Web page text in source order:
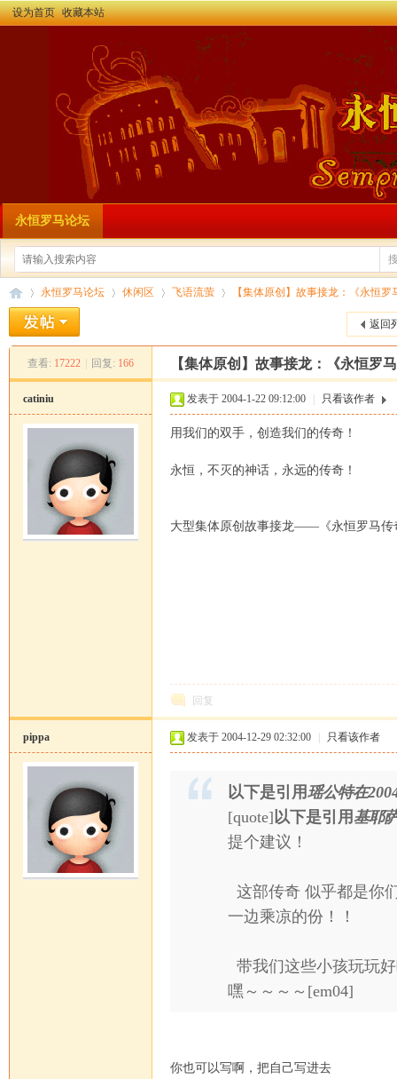
设为首页 收藏本站
永恒罗马论坛
罗
»
永恒罗马论坛
›
休闲区 飞语流萤
›
【集体原创】故事接龙：《永恒罗
返回
查看: 17222 回复: 166 【集体原创】故事接龙：《永恒罗
catiniu 发表于 2004-1-22 09:12:00 只看该作者
用我们的双手，创造我们的传奇！
永恒，不灭的神话，永远的传奇！
大型集体原创故事接龙——《永恒罗马传
回复
pippa 发表于 2004-12-29 02:32:00 只看该作者
以下是引用瑶公特在
[quote]以下是引用 基耶
提个建议！
这部传奇 似乎都是你
一边乘凉的份！！
带我们这些小孩玩玩
嘿～～～～[em04]
你也可以写啊，把自己写进去